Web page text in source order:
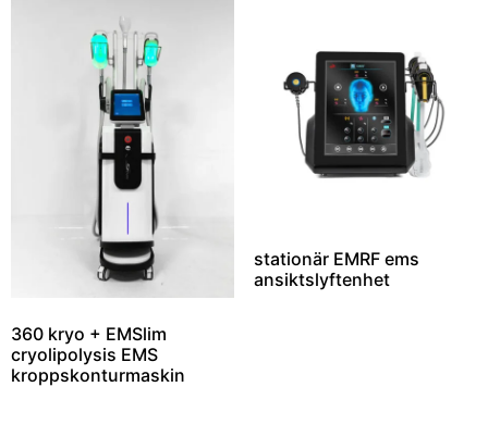
360 kryo + EMSlim
cryolipolysis EMS
kroppskonturmaskin
stationär EMRF ems
ansiktslyftenhet